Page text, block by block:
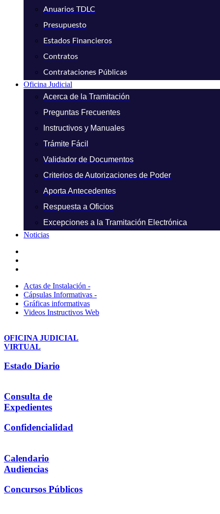
Anuarios TDLC
Presupuesto
Estados Financieros
Contratos
Contrataciones Públicas
Oficina Judicial
Acerca de la Tramitación
Preguntas Frecuentes
Instructivos y Manuales
Trámite Fácil
Validador de Documentos
Criterios de Autorizaciones de Poder
Aporta Antecedentes
Respuesta a Oficios
Excepciones a la Tramitación Electrónica
Noticias
Actas de Instalación -
Cápsulas Informativas -
Gráficas informativas
Videos Instructivos Web
OFICINA JUDICIAL
VIRTUAL
Estado Diario
Consulta de
Expedientes
Confidencialidad
Calendario
Audiencias
Concursos Públicos